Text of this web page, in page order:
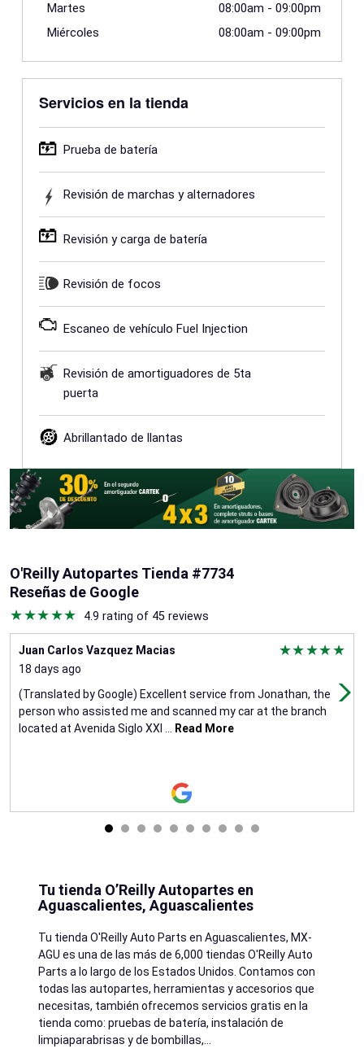
Martes
08:00am - 09:00pm
Miércoles
08:00am - 09:00pm
Servicios en la tienda
Prueba de batería
Revisión de marchas y alternadores
Revisión y carga de batería
Revisión de focos
Escaneo de vehículo Fuel Injection
Revisión de amortiguadores de 5ta
puerta
Abrillantado de llantas
O'Reilly Autopartes Tienda #7734
Reseñas de Google
4.9 rating of 45 reviews
Juan Carlos Vazquez Macias
18 days ago
(Translated by Google) Excellent service from Jonathan, the
person who assisted me and scanned my car at the branch
located at Avenida Siglo XXI ... Read More
Tu tienda O’Reilly Autopartes en
Aguascalientes, Aguascalientes
Tu tienda O'Reilly Auto Parts en Aguascalientes, MX-
AGU es una de las más de 6,000 tiendas O'Reilly Auto
Parts a lo largo de los Estados Unidos. Contamos con
todas las autopartes, herramientas y accesorios que
necesitas, también ofrecemos servicios gratis en la
tienda como: pruebas de batería, instalación de
limpiaparabrisas y de bombillas,...